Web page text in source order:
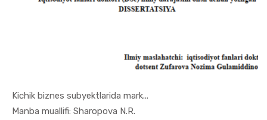
Kichik biznes subyektlarida mark...
Manba muallifi: Sharopova N.R.
In Marketi...